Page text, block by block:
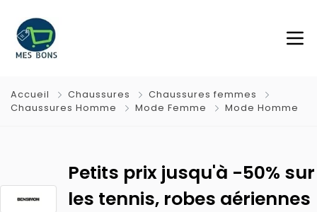
Accueil Chaussures
Chaussures femmes
Chaussures Homme
Mode Femme Mode Homme
Petits prix jusqu'à -50% sur
les tennis, robes aériennes